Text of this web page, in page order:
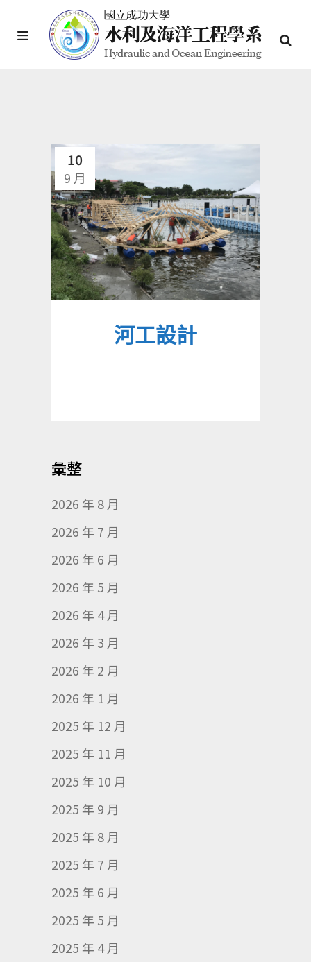
10
9 月
河工設計
彙整
2026 年 8 月
2026 年 7 月
2026 年 6 月
2026 年 5 月
2026 年 4 月
2026 年 3 月
2026 年 2 月
2026 年 1 月
2025 年 12 月
2025 年 11 月
2025 年 10 月
2025 年 9 月
2025 年 8 月
2025 年 7 月
2025 年 6 月
2025 年 5 月
2025 年 4 月